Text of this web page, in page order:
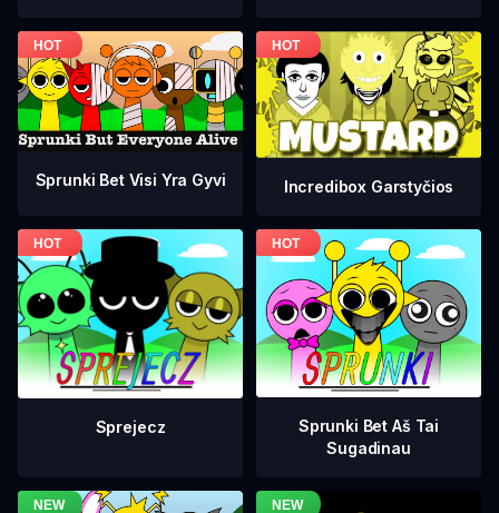
Sprunki Bet Visi Yra Gyvi Incredibox Garstyčios
Sprejecz
Sprunki Bet Aš Tai
Sugadinau